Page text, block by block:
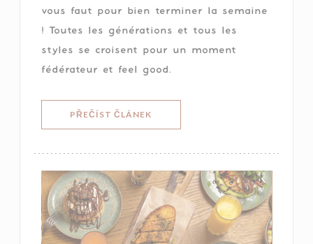
vous faut pour bien terminer la semaine
! Toutes les générations et tous les
styles se croisent pour un moment
fédérateur et feel good.
PŘEČÍST ČLÁNEK